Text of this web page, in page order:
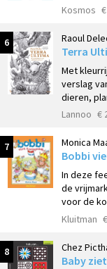
Kosmos
6 Raoul
Terra
Met
verslag
dieren,
Lannoo €
7 Monica
Bobbi
In deze
de
voor de
Kluitman
8 Chez
Baby